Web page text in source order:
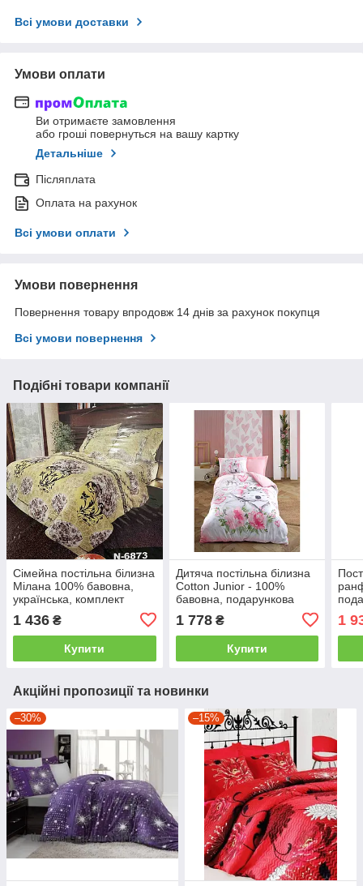
Всі умови доставки
Умови оплати
Ви отримаєте замовлення
або гроші повернуться на вашу картку
Детальніше
Післяплата
Оплата на рахунок
Всі умови оплати
Умови повернення
Повернення товару впродовж 14 днів за рахунок покупця
Всі умови повернення
Подібні товари компанії
Сімейна постільна білизна
Мілана 100% бавовна,
українська, комплект
сімейний (2 підковдри), 1
1 436 ₴
Купити
Дитяча постільна білизна
Cotton Junior - 100%
бавовна, подарункова
1 778₴
Купити
1
Акційні пропозиції та новинки
–30% –15%